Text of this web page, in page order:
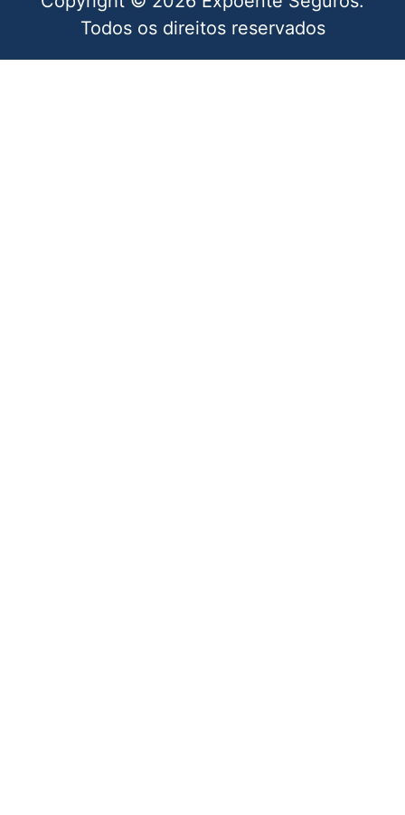
Todos os direitos reservados